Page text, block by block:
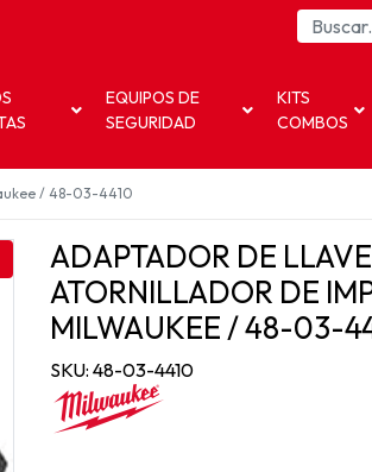
EQUIPOS DE
SEGURIDAD
KITS
COMBOS
/ 48-03-4410
ADAPTADOR DE
ATORNILLADOR DE
MILWAUKEE / 48-03-
SKU: 48-03-4410